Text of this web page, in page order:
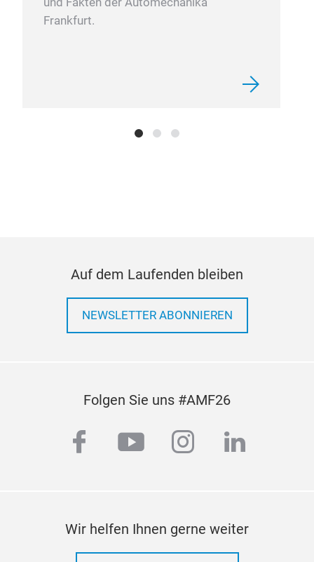
Frankfurt.
Auf dem Laufenden bleiben
NEWSLETTER ABONNIEREN
Folgen Sie uns #AMF26
facebook
youtubeinstagram
linkedin
Wir helfen Ihnen gerne weiter